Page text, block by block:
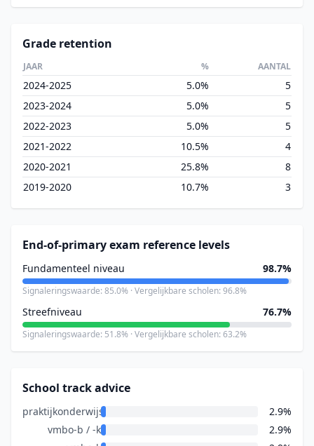
Grade retention
JAAR % AANTAL
2024-2025 5.0%
5
2023-2024
5.0%
5
2022-2023
5.0%
5
2021-2022
10.5%
4
2020-2021
25.8%
8
2019-2020
10.7% 3
End-of-primary exam reference levels
Fundamenteel niveau 98.7%
Signaleringswaarde: 85.0% · Vergelijkbare scholen: 96.8%
Streefniveau 76.7%
Signaleringswaarde: 51.8% · Vergelijkbare scholen: 63.2%
School track advice
praktijkonderwijs
2.9%
vmbo-b / -k
2.9%